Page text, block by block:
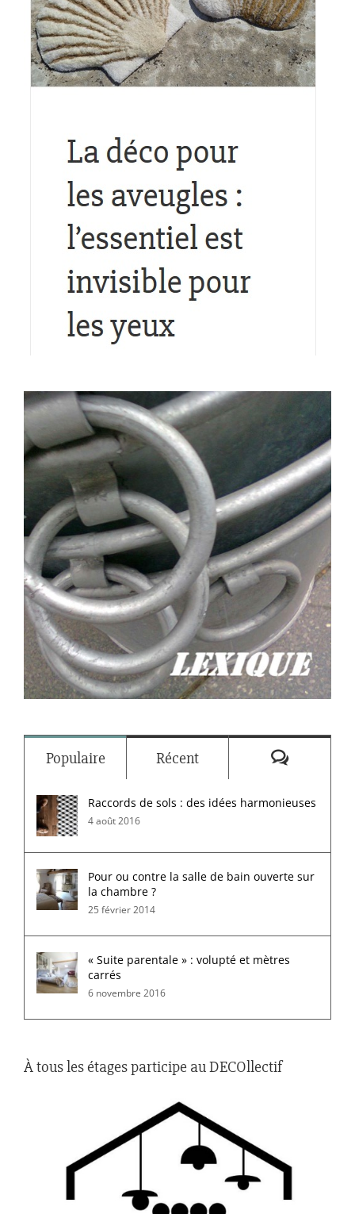
Populaire Récent
Raccords de sols : des idées harmonieuses
4 août 2016
Pour ou contre la salle de bain ouverte sur
la chambre ?
25 février 2014
« Suite parentale » : volupté et mètres
carrés
6 novembre 2016
À tous les étages participe au DECOllectif